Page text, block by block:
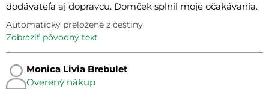
dodávateľa aj dopravcu. Domček splnil moje očakávania.
Automaticky preložené z češtiny
zobraziť pôvodný text
Monica Livia Brebulet
Overený nákup